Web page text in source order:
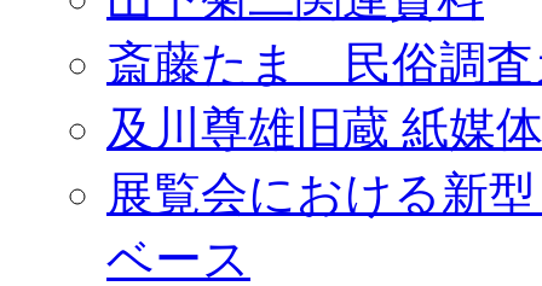
斎藤たま 民俗調査
及川尊雄旧蔵 紙媒
展覧会における新
ベース